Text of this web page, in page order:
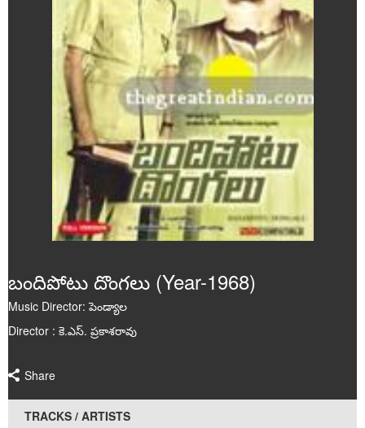
Videos
Audios
Events
Gallery
బందిపోటు దొంగలు (Year-1968)
Music Director: పెండ్యాల
Director : కె.ఎస్. ప్రకాశరావు
Share
TRACKS / ARTISTS